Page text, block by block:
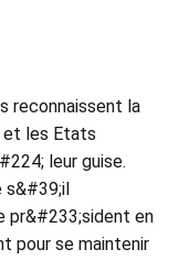
reconnaissent la
et les Etats
leur guise.
s&#39;il
pr&#233;sident en
pour se maintenir